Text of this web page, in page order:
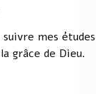
mes études
grâce de Dieu.